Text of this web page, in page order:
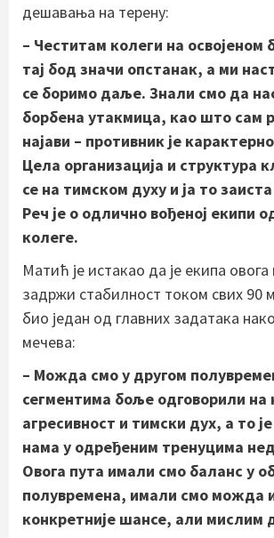
дешавања на терену:
– Честитам колеги на
тај бод значи опстанак, а ми
се боримо даље. Знали смо да
борбена утакмица, као што сам
најави – противник је
Цела организација и структура
се на тимском духу и ја то
Реч је о одлично вођеној екипи
колеге.
Матић је истакао да је екипа
задржи стабилност током свих 90
био један од главних задатака
мечева:
– Можда смо у другом
сегментима боље одговорили на
агресивност и тимски дух, а то
нама у одређеним тренуцима
Овога пута имали смо баланс у
полувремена, имали смо можда
конкретније шансе, али мислим